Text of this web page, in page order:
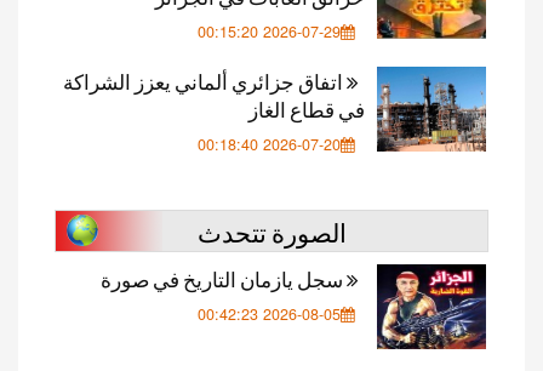
2026-07-29 00:15:20
اتفاق جزائري ألماني يعزز الشراكة
في قطاع الغاز
2026-07-20 00:18:40
الصورة تتحدث
سجل يازمان التاريخ في صورة
2026-08-05 00:42:23